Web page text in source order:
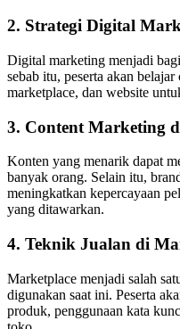
2. Strategi Digital
Digital marketing menjadi
sebab itu, peserta akan
marketplace, dan website
3. Content Marketing
Konten yang menarik dapat
banyak orang. Selain itu,
meningkatkan kepercayaan
yang ditawarkan.
4. Teknik Jualan di
Marketplace menjadi salah
digunakan saat ini. Peserta
produk, penggunaan kata